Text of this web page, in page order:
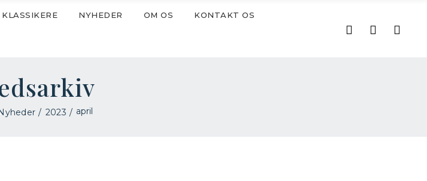
KLASSIKERE NYHEDER OM OS KONTAKT OS
2023 april